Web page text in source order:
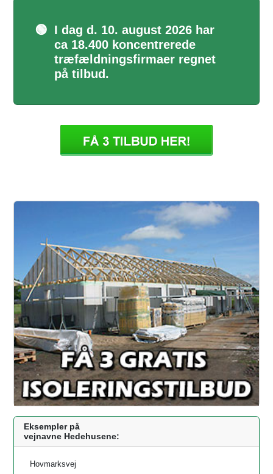
🟢 I dag d. 10. august 2026 har
ca 18.400 koncentrerede
træfældningsfirmaer regnet
på tilbud.
Eksempler på
vejnavne Hedehusene:
Hovmarksvej